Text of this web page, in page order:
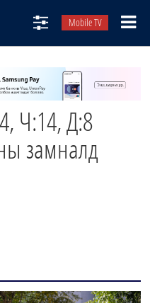
Mobile TV
Ч:14, Д:8
замналд